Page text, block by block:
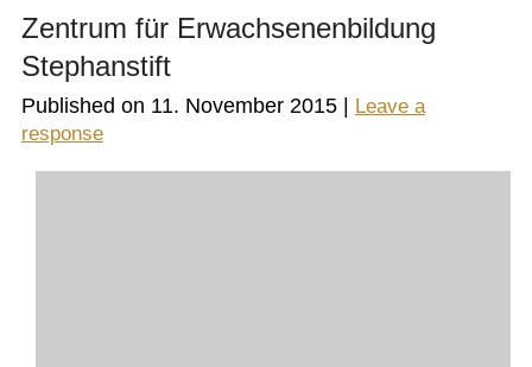
Zentrum für Erwachsenenbildung
Stephanstift
Published on 11. November 2015| Leave a
response